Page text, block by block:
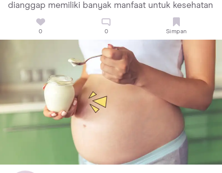
dianggap memiliki banyak manfaat untuk kesehatan
0 0 Simpan